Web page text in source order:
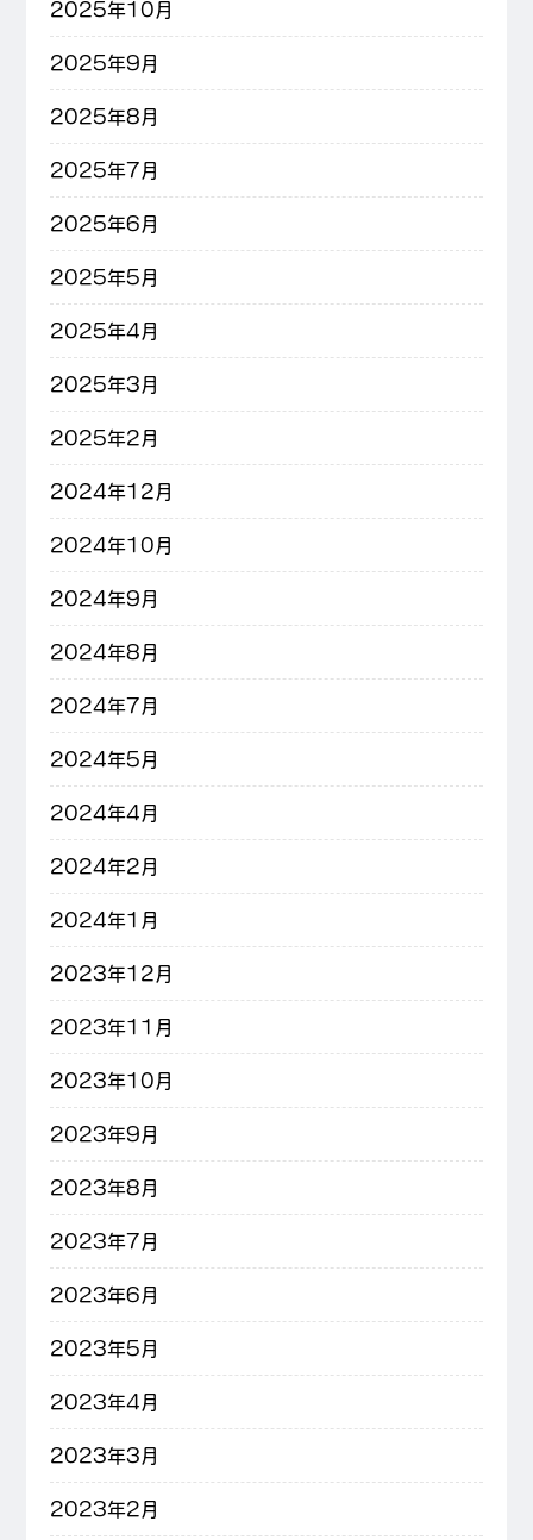
2025年10月
2025年9月
2025年8月
2025年7月
2025年6月
2025年5月
2025年4月
2025年3月
2025年2月
2024年12月
2024年10月
2024年9月
2024年8月
2024年7月
2024年5月
2024年4月
2024年2月
2024年1月
2023年12月
2023年11月
2023年10月
2023年9月
2023年8月
2023年7月
2023年6月
2023年5月
2023年4月
2023年3月
2023年2月